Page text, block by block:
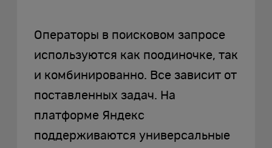
Операторы в поисковом запросе
используются как поодиночке, так
и комбинированно. Все зависит от
поставленных задач. На
платформе Яндекс
поддерживаются универсальные